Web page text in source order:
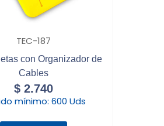
TEC-187
con Organizador de
Cables
$ 2.740
mínimo: 600 Uds